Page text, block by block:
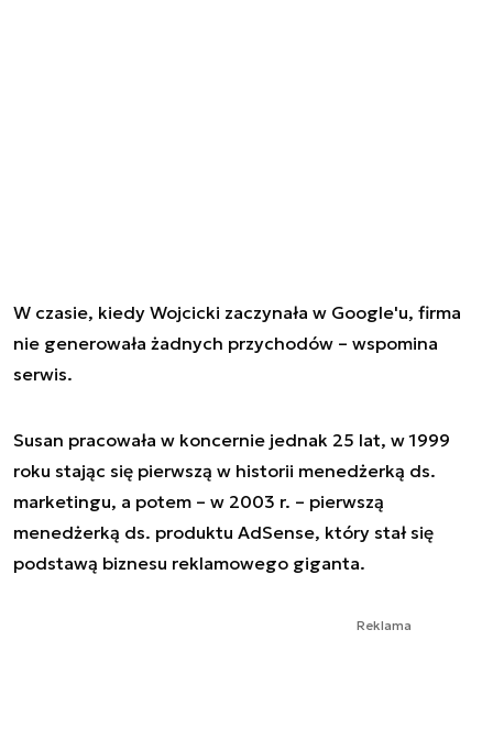
W czasie, kiedy Wojcicki zaczynała w Google'u, firma
nie generowała żadnych przychodów – wspomina
serwis.
Susan pracowała w koncernie jednak 25 lat, w 1999
roku stając się pierwszą w historii menedżerką ds.
marketingu, a potem – w 2003 r. – pierwszą
menedżerką ds. produktu AdSense, który stał się
podstawą biznesu reklamowego giganta.
Reklama